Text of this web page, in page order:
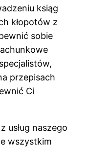
ksiąg
kłopotów z
sobie
przepisach
Ci
usług naszego
wszystkim